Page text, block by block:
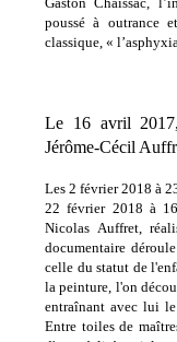
poussé à outrance
classique, «
Le 16 avril
Jérôme-Cécil
Les 2 février 2018 à
22 février 2018 à
Nicolas Auffret,
documentaire
celle du statut de
la peinture, l'on
entraînant avec lui le
Entre toiles de